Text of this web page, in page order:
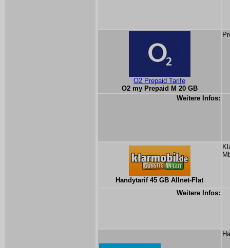
O2 Prepaid Tarife
O2 my Prepaid M 20 GB
Weitere Infos:
Handytarif 45 GB Allnet-Flat
Weitere Infos: